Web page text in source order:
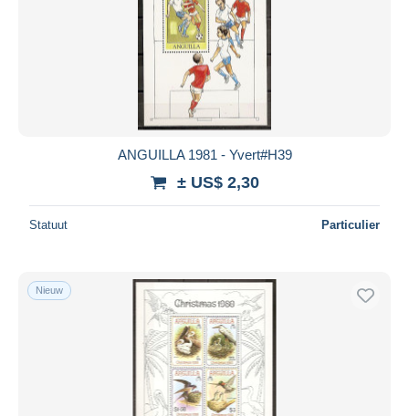
ANGUILLA 1981 - Yvert#H39
± US$ 2,30
Statuut Particulier
Nieuw